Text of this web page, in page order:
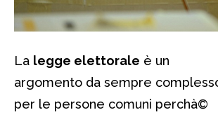
La legge elettorale è un
argomento da sempre
per le persone comuni perchà©